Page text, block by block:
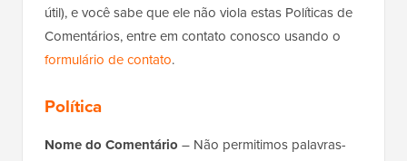
útil), e você sabe que ele não viola estas Políticas de
Comentários, entre em contato conosco usando o
formulário de contato.
Política
Nome do Comentário – Não permitimos palavras-